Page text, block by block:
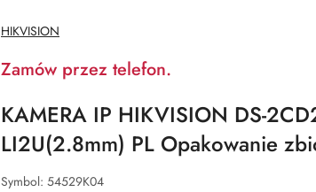
NAZWA
PRODUCENTA:
HIKVISION
Zamów przez telefon.
KAMERA IP HIKVISION DS-
LI2U(2.8mm) PL Opakowanie
Symbol: 54529K04